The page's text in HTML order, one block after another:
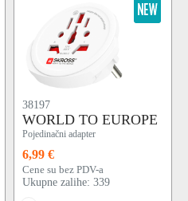
38197
WORLD TO EUROPE
Pojedinačni adapter
6,99 €
Cene su bez PDV-a
Ukupne zalihe: 339